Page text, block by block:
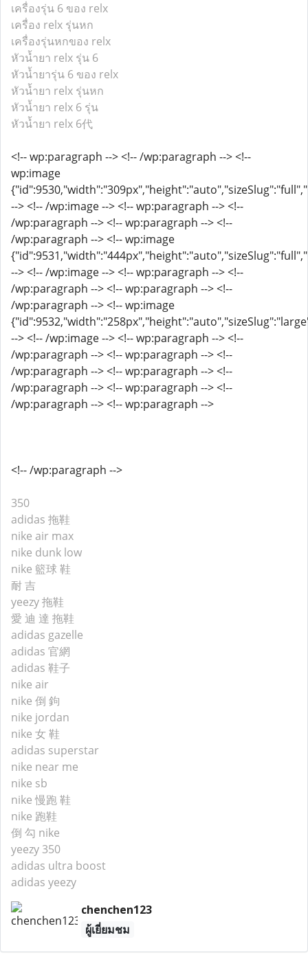
เครื่องรุ่น 6 ของ relx
เครื่อง relx รุ่นหก
เครื่องรุ่นหกของ relx
หัวน้ำยา relx รุ่น 6
หัวน้ำยารุ่น 6 ของ relx
หัวน้ำยา relx รุ่นหก
หัวน้ำยา relx 6 รุ่น
หัวน้ำยา relx 6代
<!-- wp:paragraph --> <!-- /wp:paragraph --> <!--
wp:image
--> <!-- /wp:image --> <!-- wp:paragraph --> <!--
/wp:paragraph --> <!-- wp:paragraph --> <!--
/wp:paragraph --> <!-- wp:image
--> <!-- /wp:image --> <!-- wp:paragraph --> <!--
/wp:paragraph --> <!-- wp:paragraph --> <!--
/wp:paragraph --> <!-- wp:image
--> <!-- /wp:image --> <!-- wp:paragraph --> <!--
/wp:paragraph --> <!-- wp:paragraph --> <!--
/wp:paragraph --> <!-- wp:paragraph --> <!--
/wp:paragraph --> <!-- wp:paragraph --> <!--
/wp:paragraph --> <!-- wp:paragraph -->
<!-- /wp:paragraph -->
350
adidas 拖鞋
nike air max
nike dunk low
nike 籃球 鞋
耐 吉
yeezy 拖鞋
愛 迪 達 拖鞋
adidas gazelle
adidas 官網
adidas 鞋子
nike air
nike 倒 鉤
nike jordan
nike 女 鞋
adidas superstar
nike near me
nike sb
nike 慢跑 鞋
nike 跑鞋
倒 勾 nike
yeezy 350
adidas ultra boost
adidas yeezy
chenchen123
ผู้เยี่ยมชม